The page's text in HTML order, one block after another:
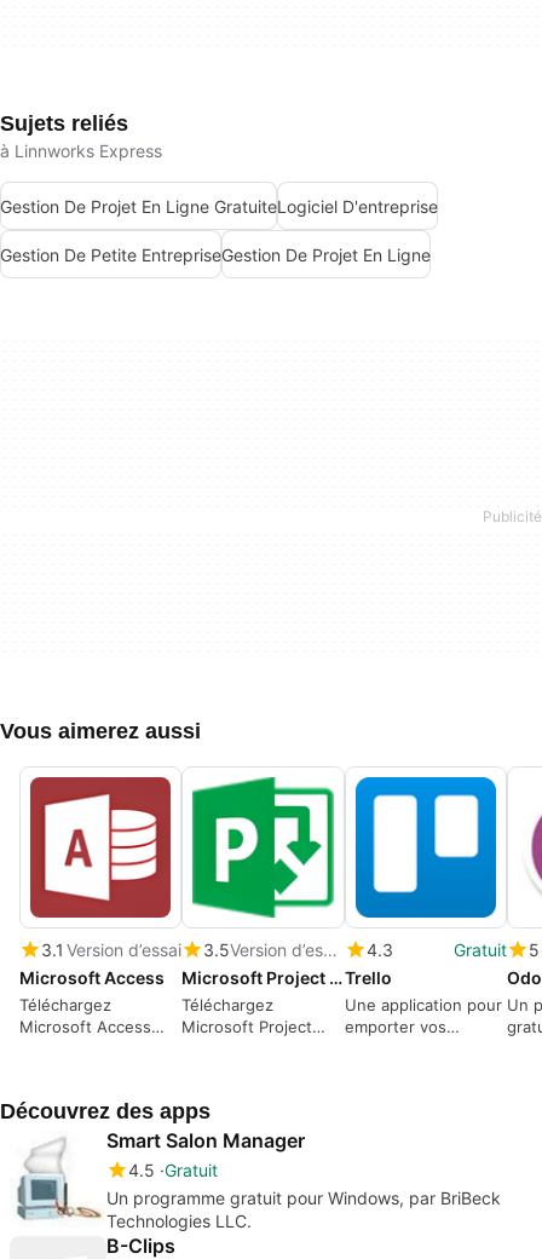
Sujets reliés
à Linnworks Express
Gestion De Projet En Ligne GratuiteLogiciel D'entreprise
Gestion De Petite EntrepriseGestion De Projet En Ligne
Vous aimerez aussi
3.1 Version d’essai
Microsoft Access
Téléchargez
Microsoft Access
3.5
Version d’essai
Microsoft Project 2013
Téléchargez
Microsoft Project
4.3
Gratuit
Trello
Une application pour
emporter vos
5
Un
Découvrez des apps
Smart Salon Manager
4.5 Gratuit
Un programme gratuit pour Windows, par BriBeck
Technologies LLC.
B-Clips